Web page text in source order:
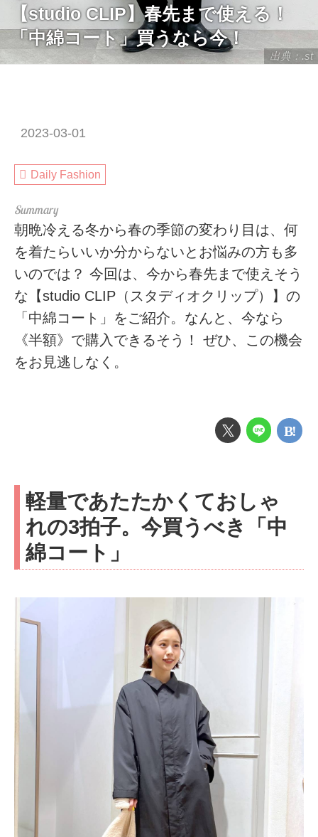
出典：.st
【studio CLIP】春先まで使える！
「中綿コート」買うなら今！
2023-03-01
Daily Fashion
朝晩冷える冬から春の季節の変わり目は、何
を着たらいいか分からないとお悩みの方も多
いのでは？ 今回は、今から春先まで使えそう
な【studio CLIP（スタディオクリップ）】の
「中綿コート」をご紹介。なんと、今なら
《半額》で購入できるそう！ ぜひ、この機会
をお見逃しなく。
軽量であたたかくておしゃ
れの3拍子。今買うべき「中
綿コート」